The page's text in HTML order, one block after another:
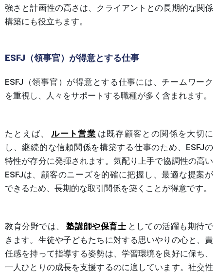
強さと計画性の高さは、クライアントとの長期的な関係
構築にも役立ちます。
ESFJ（領事官）が得意とする仕事
ESFJ（領事官）が得意とする仕事には、チームワーク
を重視し、人々をサポートする職種が多く含まれます。
たとえば、 ルート営業 は既存顧客との関係を大切に
し、継続的な信頼関係を構築する仕事のため、ESFJの
特性が存分に発揮されます。気配り上手で協調性の高い
ESFJは、顧客のニーズを的確に把握し、最適な提案が
できるため、長期的な取引関係を築くことが得意です。
教育分野では、 塾講師や保育士 としての活躍も期待で
きます。生徒や子どもたちに対する思いやりの心と、責
任感を持って指導する姿勢は、学習環境を良好に保ち、
一人ひとりの成長を支援するのに適しています。社交性